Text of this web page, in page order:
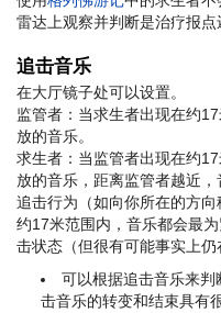
雷达上观察并判断是治疗报
追击音乐
在大厅镜子处可以设置。
监管者：当求生者出现在约
放的音乐。
求生者：当监管者出现在约
放的音乐，距离监管者越近
追击行为（如向你所在的方
约17米范围内，音乐都会最
击状态（但很有可能事实上仍
可以根据追击音乐来
击音乐的转变和结束具有